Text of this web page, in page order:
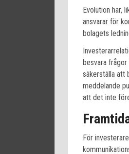
Evolution har,
ansvarar för
bolagets
besvara
säkerställa att
meddelande
att det inte
För